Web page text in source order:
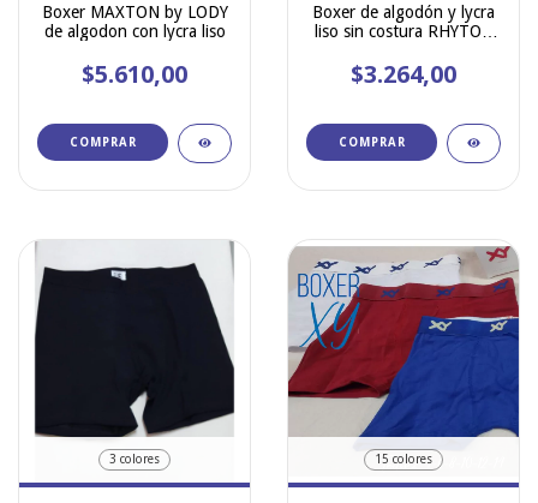
Boxer MAXTON by LODY
de algodon con lycra liso
$5.610,00
COMPRAR
Boxer de algodón y lycra
liso sin costura RHYTON
$3.264,00
COMPRAR
3 colores 15 colores